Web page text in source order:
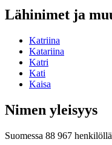
Lähinimet ja
Katriina
Katariina
Katri
Kati
Kaisa
Nimen yleisyys
Suomessa 88 967